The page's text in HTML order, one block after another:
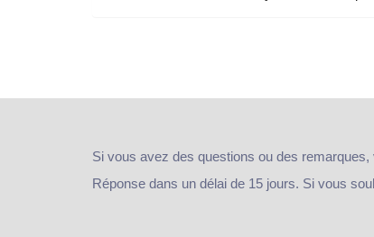
Si vous avez des questions ou des
Réponse dans un délai de 15 jours. Si vous